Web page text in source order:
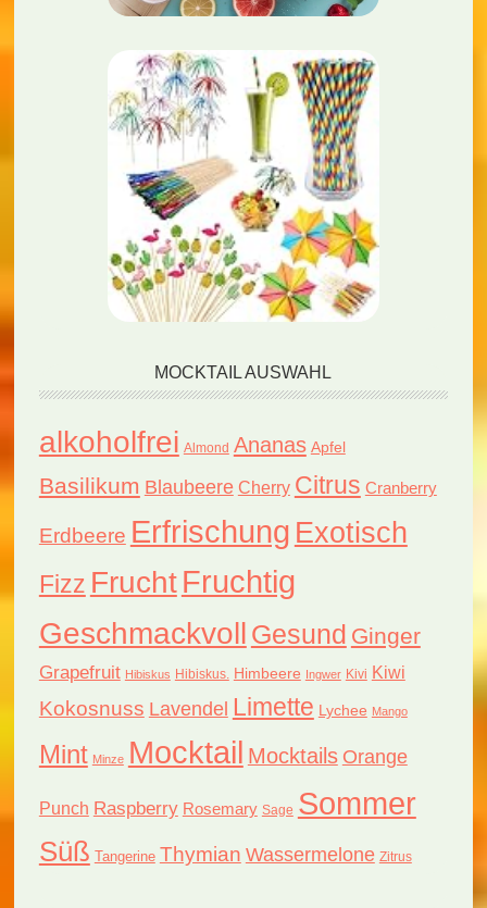
MOCKTAIL AUSWAHL
alkoholfrei Almond Ananas Apfel
Basilikum Blaubeere Cherry Citrus Cranberry
Erdbeere Erfrischung Exotisch
Fizz FruchtFruchtig
Geschmackvoll Gesund Ginger
Grapefruit Hibiskus Hibiskus. Himbeere Ingwer Kivi Kiwi
Kokosnuss Lavendel Limette Lychee Mango
Mint Minze Mocktail Mocktails Orange
Punch Raspberry Rosemary Sage Sommer
Süß Tangerine Thymian Wassermelone Zitrus